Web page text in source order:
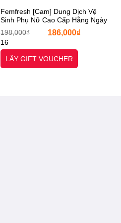
Femfresh [Cam] Dung Dịch Vệ
Sinh Phụ Nữ Cao Cấp Hằng Ngày
250ml Daily Intimate Wash. [Otel-
Starx- Chính Hãng]
198,000₫
Giá
198,000₫.
186,000₫
16
LẤY GIFT VOUCHER